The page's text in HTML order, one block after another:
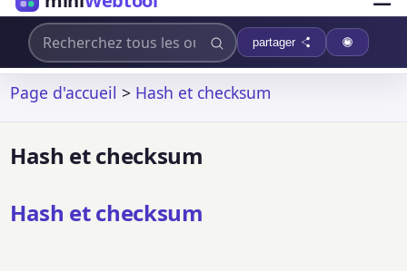
partager
Page d'accueil > Hash et checksum
Hash et checksum
Hash et checksum